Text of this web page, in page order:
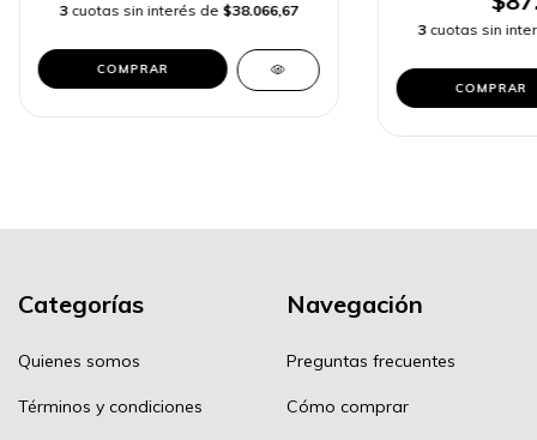
3 cuotas sin interés de $38.066,67
COMPRAR
3 cuotas sin
COMPRAR
Categorías
Quienes somos
Términos y condiciones
Navegación
Preguntas frecuentes
Cómo comprar